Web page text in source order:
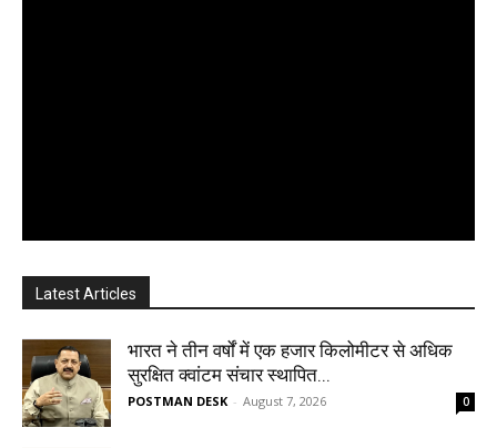
Latest Articles
भारत ने तीन वर्षों में एक हजार किलोमीटर से अधिक
सुरक्षित क्वांटम संचार स्थापित...
POSTMAN DESK - August 7, 2026 0